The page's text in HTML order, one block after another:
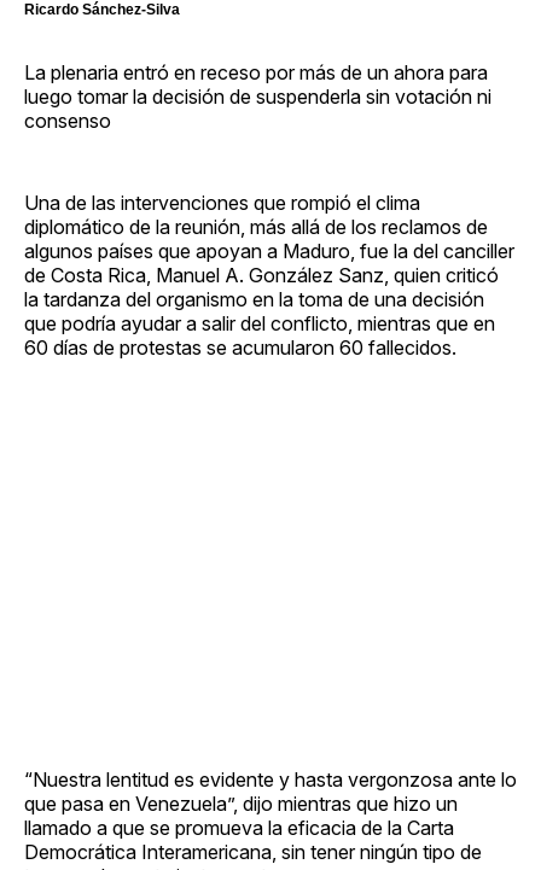
Ricardo Sánchez-Silva
La plenaria entró en receso por más de un ahora para
luego tomar la decisión de suspenderla sin votación ni
consenso
Una de las intervenciones que rompió el clima
diplomático de la reunión, más allá de los reclamos de
algunos países que apoyan a Maduro, fue la del canciller
de Costa Rica, Manuel A. González Sanz, quien criticó
la tardanza del organismo en la toma de una decisión
que podría ayudar a salir del conflicto, mientras que en
60 días de protestas se acumularon 60 fallecidos.
“Nuestra lentitud es evidente y hasta vergonzosa ante lo
que pasa en Venezuela”, dijo mientras que hizo un
llamado a que se promueva la eficacia de la Carta
Democrática Interamericana, sin tener ningún tipo de